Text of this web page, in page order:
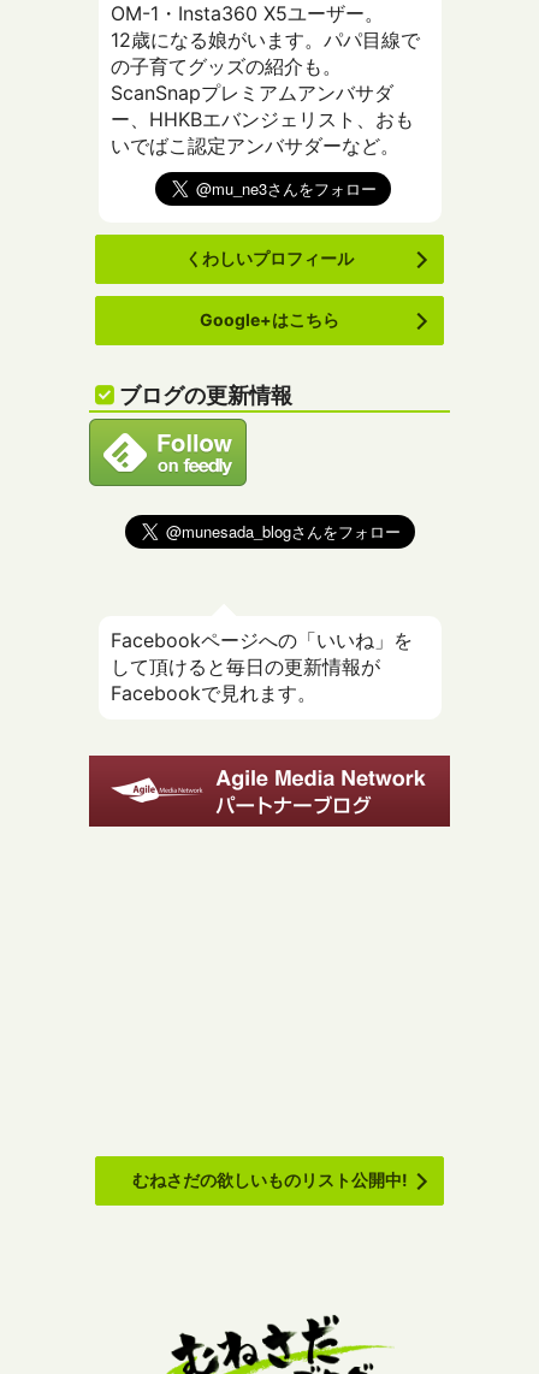
OM-1・Insta360 X5ユーザー。
12歳になる娘がいます。パパ目線で
の子育てグッズの紹介も。
ScanSnapプレミアムアンバサダ
ー、HHKBエバンジェリスト、おも
いでばこ認定アンバサダーなど。
くわしいプロフィール
Google+はこちら
ブログの更新情報
Facebookページへの「いいね」を
して頂けると毎日の更新情報が
Facebookで見れます。
むねさだの欲しいものリスト公開中!